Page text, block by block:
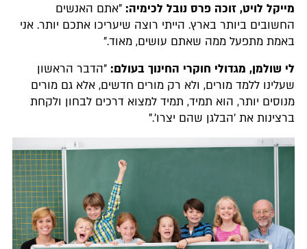
מייקל לויט, זוכה פרס נובל לכימיה: "אתם האנשים
החשובים ביותר בארץ. הייתי רוצה שיעריכו אתכם יותר. אני
באמת מתפעל ממה שאתם עושים, מאוד."
לי שולמן, מגדולי חוקרי החינוך בעולם: "הדבר הראשון
שעלינו ללמד מורים, ולא רק מורים חדשים, אלא גם מורים
מנוסים יותר, הוא תמיד, תמיד למצוא דרכים לבחון ולקחת
ברצינות את 'הבלגן שהם יצרו'."